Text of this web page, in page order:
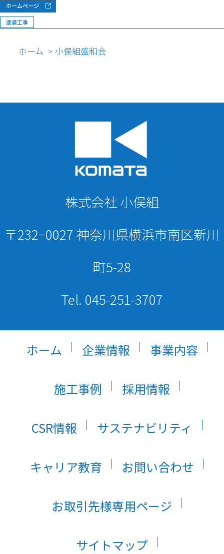
ホームページ
塗装工事
ホーム > 小俣組盛和会
株式会社 小俣組
〒232−0027 神奈川県横浜市南区新川
町5-28
Tel. 045-251-3707
ホーム 企業情報 事業内容
施工事例 採用情報
CSR情報 サステナビリティ
キャリア教育 お問い合わせ
お取引先様専用ページ
サイトマップ